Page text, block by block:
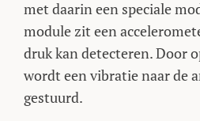
met daarin een speciale
module zit een
druk kan detecteren. Door
wordt een vibratie naar de
gestuurd.